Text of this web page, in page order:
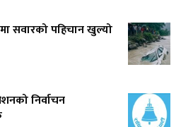
सवारको पहिचान खुल्यो
निर्वाचन